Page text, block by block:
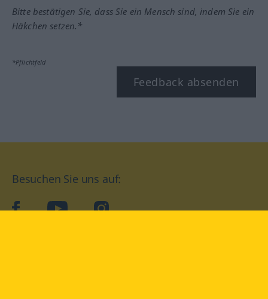
Bitte bestätigen Sie, dass Sie ein Mensch sind, indem Sie ein
Häkchen setzen.*
*Pflichtfeld
Feedback absenden
Besuchen Sie uns auf:
facebookYouTube Instagram